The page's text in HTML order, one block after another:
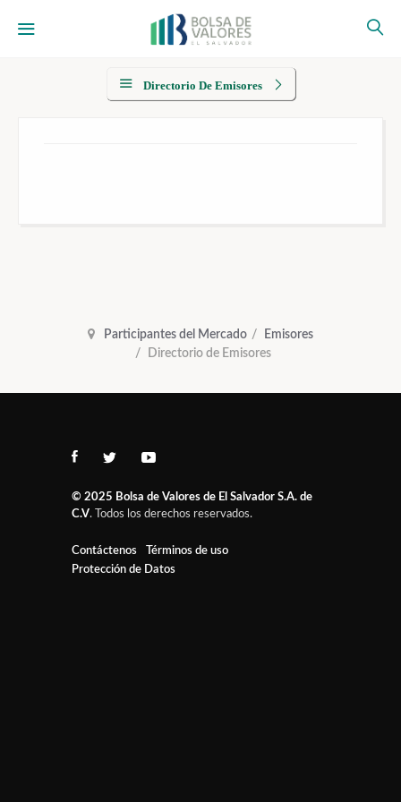
Directorio De Emisores
Participantes del Mercado
Emisores
Directorio de Emisores
© 2025 Bolsa de Valores de El Salvador S.A. de
C.V. Todos los derechos reservados.
Contáctenos
Términos de uso
Protección de Datos